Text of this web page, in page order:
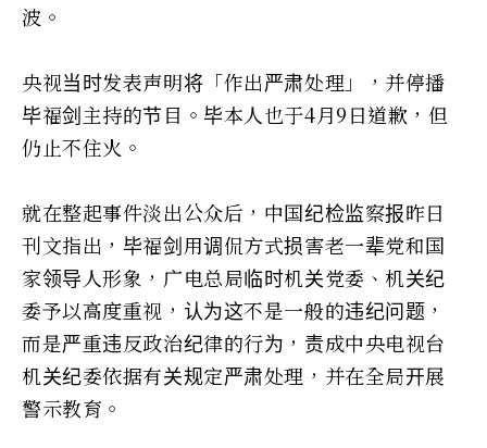
波。
央视当时发表声明将「作出严肃处理」，并停播
毕福剑主持的节目。毕本人也于4月9日道歉，但
仍止不住火。
就在整起事件淡出公众后，中国纪检监察报昨日
刊文指出，毕福剑用调侃方式损害老一辈党和国
家领导人形象，广电总局临时机关党委、机关纪
委予以高度重视，认为这不是一般的违纪问题，
而是严重违反政治纪律的行为，责成中央电视台
机关纪委依据有关规定严肃处理，并在全局开展
警示教育。